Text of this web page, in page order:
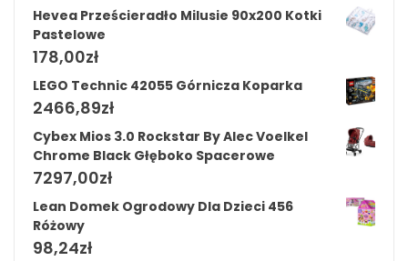
Hevea Prześcieradło Milusie 90x200 Kotki
Pastelowe
178,00zł
LEGO Technic 42055 Górnicza Koparka
2466,89zł
Cybex Mios 3.0 Rockstar By Alec Voelkel
Chrome Black Głęboko Spacerowe
7297,00zł
Lean Domek Ogrodowy Dla Dzieci 456
Różowy
98,24zł